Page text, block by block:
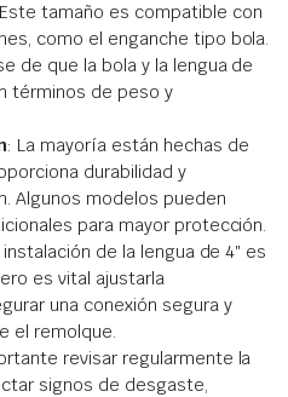
tamaño es compatible con
como el enganche tipo bola.
de que la bola y la lengua de
términos de peso y
: La mayoría están hechas de
durabilidad y
Algunos modelos pueden
para mayor protección.
instalación de la lengua de 4″ es
es vital ajustarla
una conexión segura y
el remolque.
revisar regularmente la
signos de desgaste,